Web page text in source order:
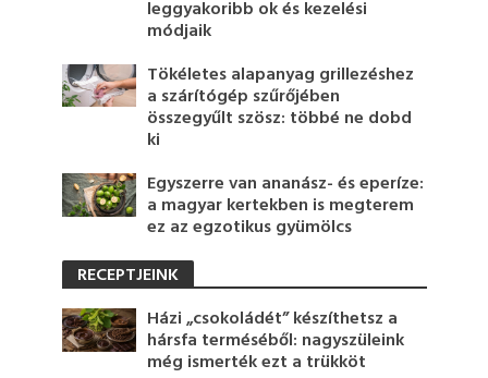
leggyakoribb ok és kezelési
módjaik
Tökéletes alapanyag grillezéshez
a szárítógép szűrőjében
összegyűlt szösz: többé ne dobd
ki
Egyszerre van ananász- és eperíze:
a magyar kertekben is megterem
ez az egzotikus gyümölcs
RECEPTJEINK
Házi „csokoládét” készíthetsz a
hársfa terméséből: nagyszüleink
még ismerték ezt a trükköt